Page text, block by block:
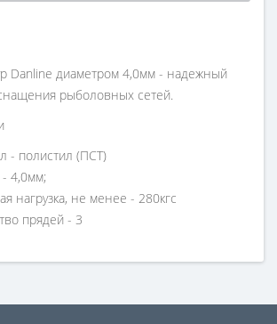
Danline диаметром 4,0мм - надежный
рыболовных сетей.
- полистил (ПСТ)
4,0мм;
нагрузка, не менее - 280кгс
прядей - 3